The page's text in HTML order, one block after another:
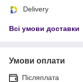
Delivery
Всі умови доставки
Умови оплати
Післяплата